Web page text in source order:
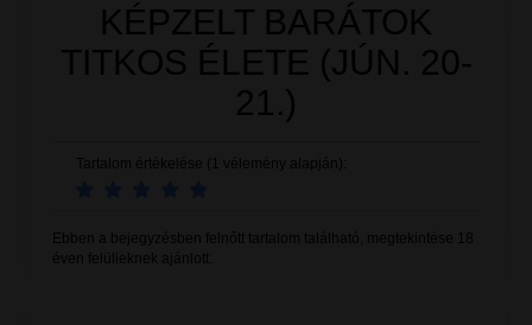
KÉPZELT BARÁTOK
TITKOS ÉLETE (JÚN. 20-
21.)
Tartalom értékelése (1 vélemény alapján):
Ebben a bejegyzésben felnőtt tartalom található, megtekintése 18
éven felülieknek ajánlott.